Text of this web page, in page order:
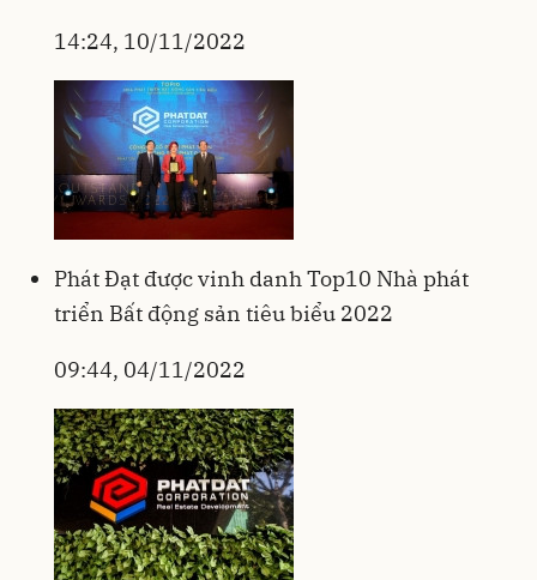
14:24, 10/11/2022
Phát Đạt được vinh danh Top10 Nhà phát
triển Bất động sản tiêu biểu 2022
09:44, 04/11/2022